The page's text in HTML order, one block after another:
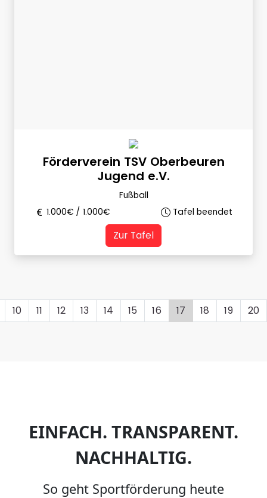
Förderverein TSV Oberbeuren
Jugend e.V.
Fußball
1.000€ / 1.000€ Tafel beendet
Zur Tafel
10 11 12 13 14 15 16 17 18 19 20
EINFACH. TRANSPARENT.
NACHHALTIG.
So geht Sportförderung heute